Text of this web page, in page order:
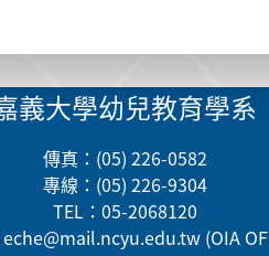
義大學幼兒教育學系
傳真：(05) 226-0582
專線：(05) 226-9304
TEL：05-2068120
eche@mail.ncyu.edu.tw (OIA